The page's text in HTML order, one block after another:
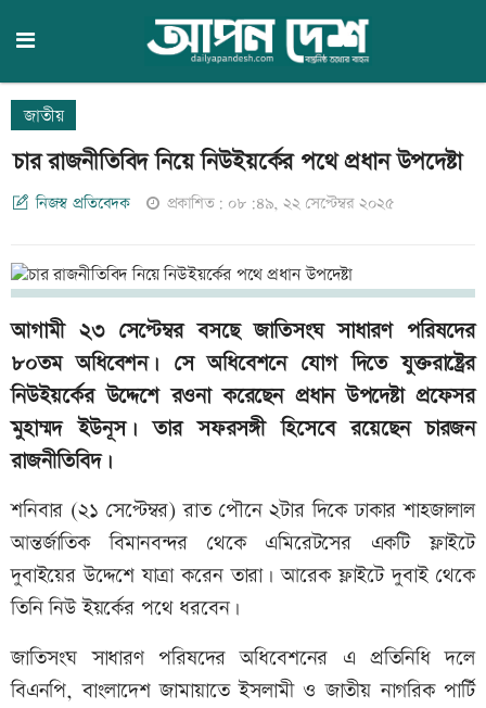
জাতীয়
চার রাজনীতিবিদ নিয়ে নিউইয়র্কের পথে প্রধান উপদেষ্টা
নিজস্ব প্রতিবেদক প্রকাশিত: ০৮:৪৯, ২২ সেপ্টেম্বর ২০২৫
আগামী ২৩ সেপ্টেম্বর বসছে জাতিসংঘ সাধারণ পরিষদের
৮০তম অধিবেশন। সে অধিবেশনে যোগ দিতে যুক্তরাষ্ট্রের
নিউইয়র্কের উদ্দেশে রওনা করেছেন প্রধান উপদেষ্টা প্রফেসর
মুহাম্মদ ইউনূস। তার সফরসঙ্গী হিসেবে রয়েছেন চারজন
রাজনীতিবিদ।
শনিবার (২১ সেপ্টেম্বর) রাত পৌনে ২টার দিকে ঢাকার শাহজালাল
আন্তর্জাতিক বিমানবন্দর থেকে এমিরেটসের একটি ফ্লাইটে
দুবাইয়ের উদ্দেশে যাত্রা করেন তারা। আরেক ফ্লাইটে দুবাই থেকে
তিনি নিউ ইয়র্কের পথে ধরবেন।
জাতিসংঘ সাধারণ পরিষদের অধিবেশনের এ প্রতিনিধি দলে
বিএনপি, বাংলাদেশ জামায়াতে ইসলামী ও জাতীয় নাগরিক পার্টি